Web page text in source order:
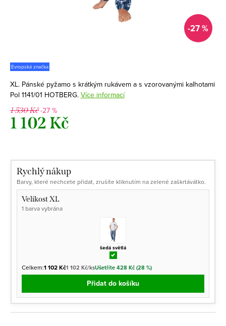
-27 %
Evropská značka
XL. Pánské pyžamo s krátkým rukávem a s vzorovanými kalhotami
Pol 1141/01 HOTBERG. Více informací
1 530 Kč-27 %
1 102 Kč
Rychlý nákup
Barvy, které nechcete přidat, zrušíte kliknutím na zelené zaškrtávátko.
Velikost XL
1 barva vybrána
šedá světlá
Celkem:1 102 Kč1 102 Kč/ksUšetříte 428 Kč (28 %)
Přidat do košíku